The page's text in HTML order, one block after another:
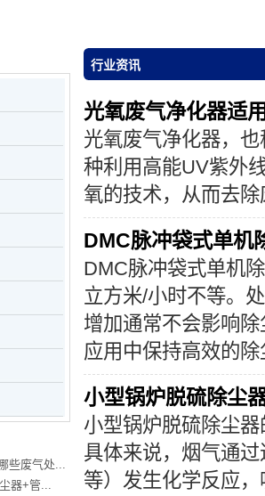
行业资讯
光氧废气净化器适
光氧废气净化器，也
种利用高能UV紫外
氧的技术，从而去
DMC脉冲袋式单机
DMC脉冲袋式单机
立方米/小时不等。
增加通常不会影响
应用中保持高效的
小型锅炉脱硫除尘
小型锅炉脱硫除尘器
具体来说，烟气通
等）发生化学反应
些废气处...
器+管...